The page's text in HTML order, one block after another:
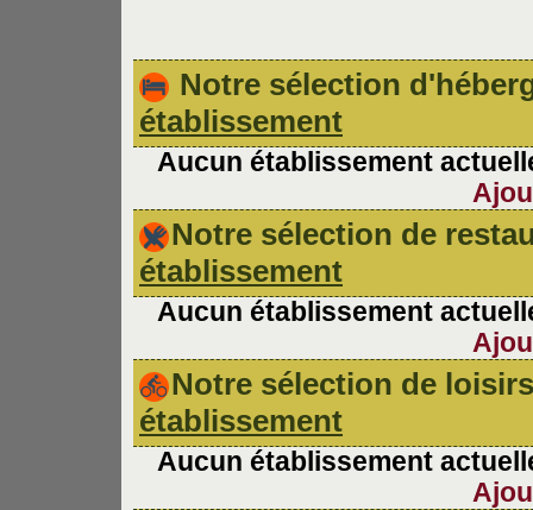
Notre sélection
établissement
Aucun établissement
Notre sélection de
établissement
Aucun établissement
Notre sélection de
établissement
Aucun établissement